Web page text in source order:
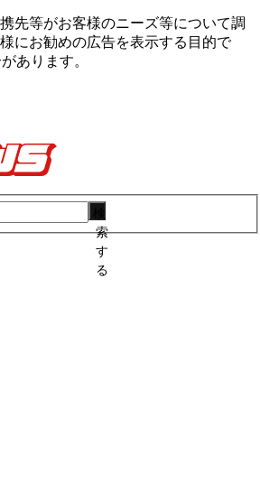
先等がお客様のニーズ等について調
にお勧めの広告を表⽰する⽬的で
あります。
索
す
る